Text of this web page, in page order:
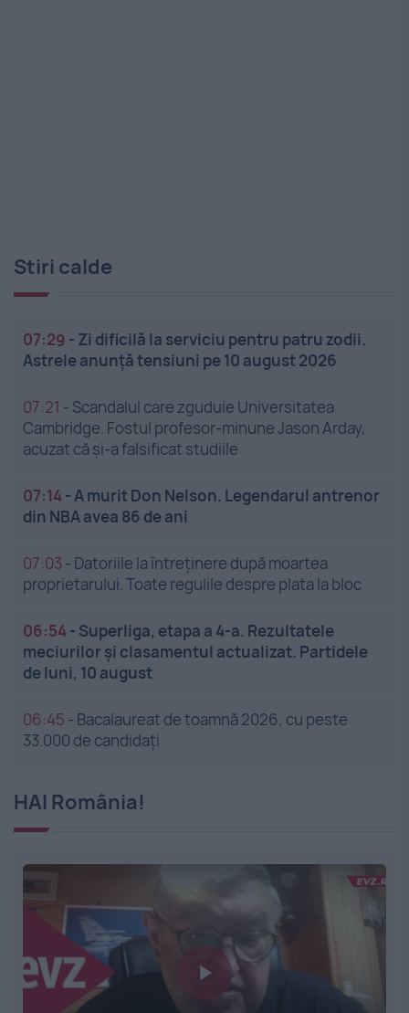
Stiri calde
07:29 - Zi dificilă la serviciu pentru patru zodii.
Astrele anunță tensiuni pe 10 august 2026
07:21 - Scandalul care zguduie Universitatea
Cambridge. Fostul profesor-minune Jason Arday,
acuzat că și-a falsificat studiile
07:14-A murit Don Nelson. Legendarul antrenor
din NBA avea 86 de ani
07:03 - Datoriile la întreținere după moartea
proprietarului. Toate regulile despre plata la bloc
06:54- Superliga, etapa a 4-a. Rezultatele
meciurilor și clasamentul actualizat. Partidele
de luni, 10 august
06:45 - Bacalaureat de toamnă 2026, cu peste
33.000 de candidați
HAI România!